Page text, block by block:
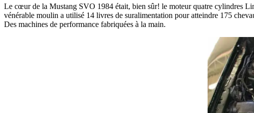
Le cœur de la Mustang SVO 1984 était, bien sûr! le moteur quatre cylindres
vénérable moulin a utilisé 14 livres de suralimentation pour atteindre 175
Des machines de performance fabriquées à la main.